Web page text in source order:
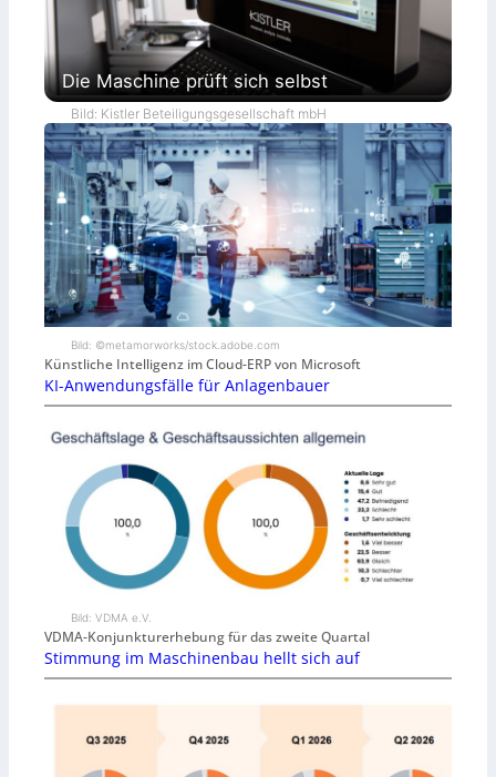
Die Maschine prüft sich selbst
Bild: Kistler Beteiligungsgesellschaft mbH
Bild: ©metamorworks/stock.adobe.com
Künstliche Intelligenz im Cloud-ERP von Microsoft
KI-Anwendungsfälle für Anlagenbauer
Bild: VDMA e.V.
VDMA-Konjunkturerhebung für das zweite Quartal
Stimmung im Maschinenbau hellt sich auf